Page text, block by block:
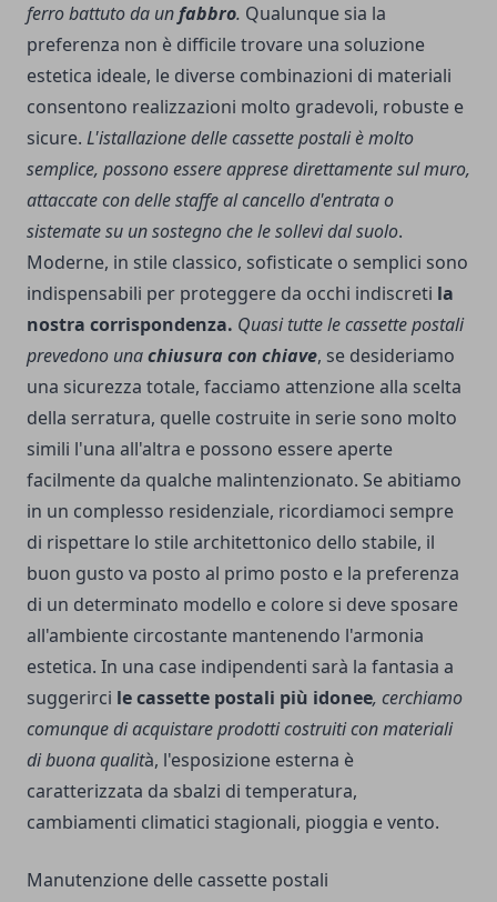
ferro battuto da unfabbro. Qualunque sia la
preferenza non è difficile trovare una soluzione
estetica ideale, le diverse combinazioni di materiali
consentono realizzazioni molto gradevoli, robuste e
sicure. L'istallazione delle cassette postali è molto
semplice, possono essere apprese direttamente sul muro,
attaccate con delle staffe al cancello d'entrata o
sistemate su un sostegno che le sollevi dal suolo.
Moderne, in stile classico, sofisticate o semplici sono
indispensabili per proteggere da occhi indiscreti la
nostra corrispondenza. Quasi tutte le cassette postali
prevedono unachiusura con chiave, se desideriamo
una sicurezza totale, facciamo attenzione alla scelta
della serratura, quelle costruite in serie sono molto
simili l'una all'altra e possono essere aperte
facilmente da qualche malintenzionato. Se abitiamo
in un complesso residenziale, ricordiamoci sempre
di rispettare lo stile architettonico dello stabile, il
buon gusto va posto al primo posto e la preferenza
di un determinato modello e colore si deve sposare
all'ambiente circostante mantenendo l'armonia
estetica. In una case indipendenti sarà la fantasia a
suggerirci le cassette postali più idonee, cerchiamo
comunque di acquistare prodotti costruiti con materiali
di buona qualità, l'esposizione esterna è
caratterizzata da sbalzi di temperatura,
cambiamenti climatici stagionali, pioggia e vento.
Manutenzione delle cassette postali